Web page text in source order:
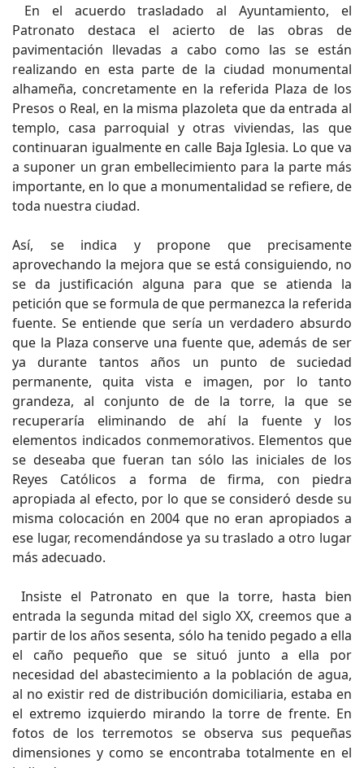
En el acuerdo trasladado al Ayuntamiento, el
Patronato destaca el acierto de las obras de
pavimentación llevadas a cabo como las se están
realizando en esta parte de la ciudad monumental
alhameña, concretamente en la referida Plaza de los
Presos o Real, en la misma plazoleta que da entrada al
templo, casa parroquial y otras viviendas, las que
continuaran igualmente en calle Baja Iglesia. Lo que va
a suponer un gran embellecimiento para la parte más
importante, en lo que a monumentalidad se refiere, de
toda nuestra ciudad.
Así, se indica y propone que precisamente
aprovechando la mejora que se está consiguiendo, no
se da justificación alguna para que se atienda la
petición que se formula de que permanezca la referida
fuente. Se entiende que sería un verdadero absurdo
que la Plaza conserve una fuente que, además de ser
ya durante tantos años un punto de suciedad
permanente, quita vista e imagen, por lo tanto
grandeza, al conjunto de de la torre, la que se
recuperaría eliminando de ahí la fuente y los
elementos indicados conmemorativos. Elementos que
se deseaba que fueran tan sólo las iniciales de los
Reyes Católicos a forma de firma, con piedra
apropiada al efecto, por lo que se consideró desde su
misma colocación en 2004 que no eran apropiados a
ese lugar, recomendándose ya su traslado a otro lugar
más adecuado.
Insiste el Patronato en que la torre, hasta bien
entrada la segunda mitad del siglo XX, creemos que a
partir de los años sesenta, sólo ha tenido pegado a ella
el caño pequeño que se situó junto a ella por
necesidad del abastecimiento a la población de agua,
al no existir red de distribución domiciliaria, estaba en
el extremo izquierdo mirando la torre de frente. En
fotos de los terremotos se observa sus pequeñas
dimensiones y como se encontraba totalmente en el